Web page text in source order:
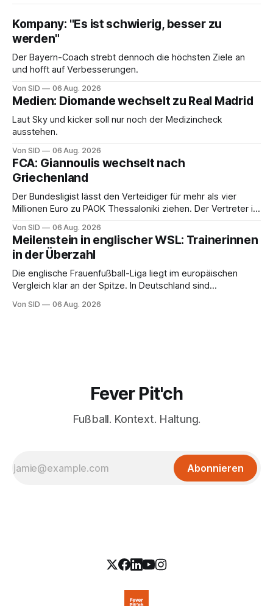
Kompany: "Es ist schwierig, besser zu
werden"
Der Bayern-Coach strebt dennoch die höchsten Ziele an
und hofft auf Verbesserungen.
Von SID 06 Aug. 2026
Medien: Diomande wechselt zu Real Madrid
Laut Sky und kicker soll nur noch der Medizincheck
ausstehen.
Von SID 06 Aug. 2026
FCA: Giannoulis wechselt nach
Griechenland
Der Bundesligist lässt den Verteidiger für mehr als vier
Millionen Euro zu PAOK Thessaloniki ziehen. Der Vertreter ist
Von SID 06 Aug. 2026
Meilenstein in englischer WSL: Trainerinnen
in der Überzahl
Die englische Frauenfußball-Liga liegt im europäischen
Vergleich klar an der Spitze. In Deutschland sind
Von SID 06 Aug. 2026
Fever Pit'ch
Fußball. Kontext. Haltung.
Abonnieren